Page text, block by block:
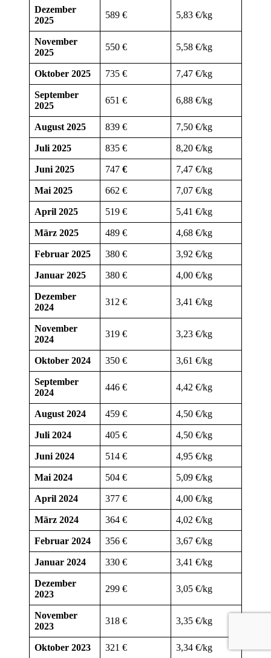
Dezember
2025
589 € 5,83 €/kg
November
2025
550 € 5,58 €/kg
Oktober 2025 735 € 7,47 €/kg
September
2025
651 € 6,88 €/kg
August 2025 839 € 7,50 €/kg
Juli 2025 835 € 8,20 €/kg
Juni 2025 747 € 7,47 €/kg
Mai 2025 662 € 7,07 €/kg
April 2025 519 € 5,41 €/kg
März 2025 489 € 4,68 €/kg
Februar 2025 380 € 3,92 €/kg
Januar 2025 380 € 4,00 €/kg
Dezember
2024
312 € 3,41 €/kg
November
2024
319 € 3,23 €/kg
Oktober 2024 350 € 3,61 €/kg
September
2024
446 € 4,42 €/kg
August 2024 459 € 4,50 €/kg
Juli 2024 405 € 4,50 €/kg
Juni 2024 514 € 4,95 €/kg
Mai 2024 504 € 5,09 €/kg
April 2024 377 € 4,00 €/kg
März 2024 364 € 4,02 €/kg
Februar 2024 356 € 3,67 €/kg
Januar 2024 330 € 3,41 €/kg
Dezember
2023
299 € 3,05 €/kg
November
2023
318 € 3,35 €/kg
Oktober 2023 321 € 3,34 €/kg